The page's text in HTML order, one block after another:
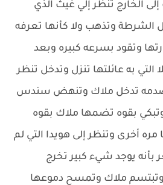
الخارج تنظر إلي غيث الذي
الشرطة وتذهب ولا كأنها تعرفه
وتقود بسرعه كبيره وبعد
التي به عائلتها تنزل وتدخل تنظر
تدخل ملاك وتنهض سندس
بقوه تضمها ملاك بقوه
أخرى وتنظر إلى هويدا التي لم
بأنه يوجد شيء كبير تخرج
ملاك وتمسح دموعها